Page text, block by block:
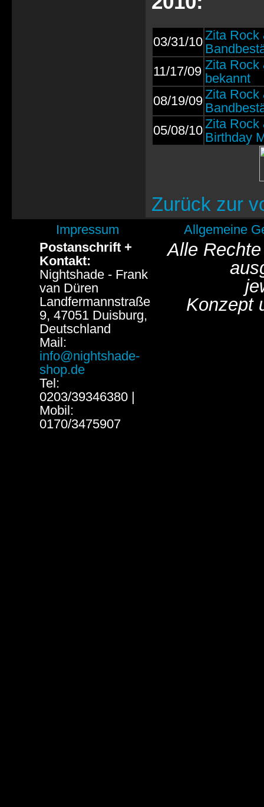
03/31/10Zita Rock
11/17/09 Zita Rock
bekannt
08/19/09Zita Rock
05/08/10Zita Rock
Birthday
Zurück zur
Impressum
Allgemeine
Postanschrift +
Kontakt:
Nightshade - Frank
van Düren
Landfermannstraße
9, 47051 Duisburg,
Deutschland
Mail:
info@nightshade-
shop.de
Tel:
0203/39346380 |
Mobil:
0170/3475907
Alle
Konzept